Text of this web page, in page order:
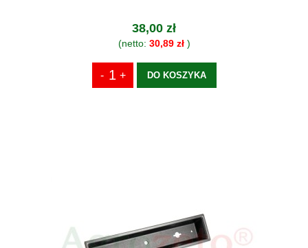
38,00 zł
(netto: 30,89 zł)
DO KOSZYKA